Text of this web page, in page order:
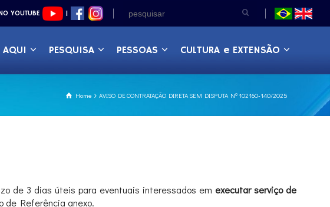
YOUTUBE |
AQUI PESQUISA PESSOAS CULTURA e EXTENSÃO
Home AVISO DE CONTRATAÇÃO DIRETA SEM DISPUTA Nº 102160-140/2025
de 3 dias úteis para eventuais interessados em executar serviço de
de Referência anexo.